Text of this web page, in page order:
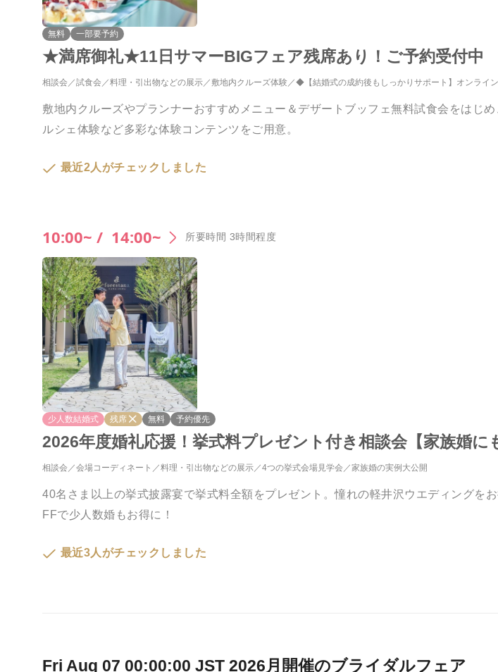
無料 一部要予約
★満席御礼★11日サマーBIGフェア残席あり！ご予約受付中
相談会 試食会 料理・引出物などの展示 敷地内クルーズ体験 ◆【結婚式の成約後もしっかりサポート】オンライ
敷地内クルーズやプランナーおすすめメニュー＆デザートブッフェ無料試食会をはじ
ルシェ体験など多彩な体験コンテンツをご用意。
最近2人がチェックしました
10:00~ / 14:00~ 所要時間 3時間程度
少人数結婚式 残席 無料 予約優先
2026年度婚礼応援！挙式料プレゼント付き相談会【家族婚に
相談会 会場コーディネート 料理・引出物などの展示 4つの挙式会場見学会 家族婚の実例大公開
40名さま以上の挙式披露宴で挙式料全額をプレゼント。憧れの軽井沢ウエディング
FFで少人数婚もお得に！
最近3人がチェックしました
Fri Aug 07 00:00:00 JST 2026月開催のブライダルフェア